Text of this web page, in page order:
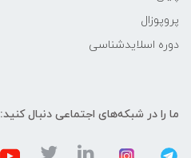
پروپوزال
دوره اسلایدشناسی
ما را در شبکه‌های اجتماعی دنبال کنید: